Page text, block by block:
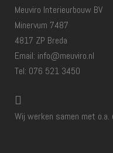
Meuviro Interieurbouw BV
Minervum 7487
4817 ZP Breda
Email: info@meuviro.nl
Tel: 076 521 3450
Wij werken samen met o.a.